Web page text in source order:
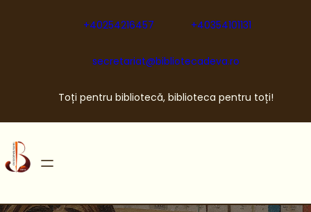
+40254216457 +40354101131
secretariat@bibliotecadeva.ro
Toți pentru bibliotecă, biblioteca pentru toți!